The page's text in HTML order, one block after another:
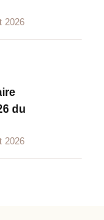
2026
du
2026